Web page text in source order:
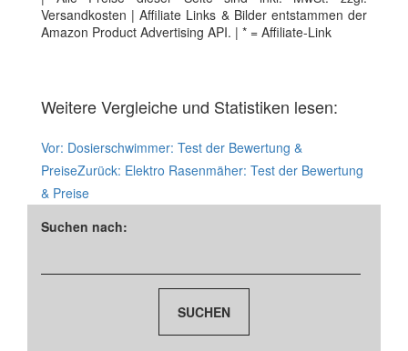
Versandkosten | Affiliate Links & Bilder entstammen der
Amazon Product Advertising API. | * = Affiliate-Link
Weitere Vergleiche und Statistiken lesen:
Vor: Dosierschwimmer: Test der Bewertung &
PreiseZurück: Elektro Rasenmäher: Test der Bewertung
& Preise
Suchen nach: